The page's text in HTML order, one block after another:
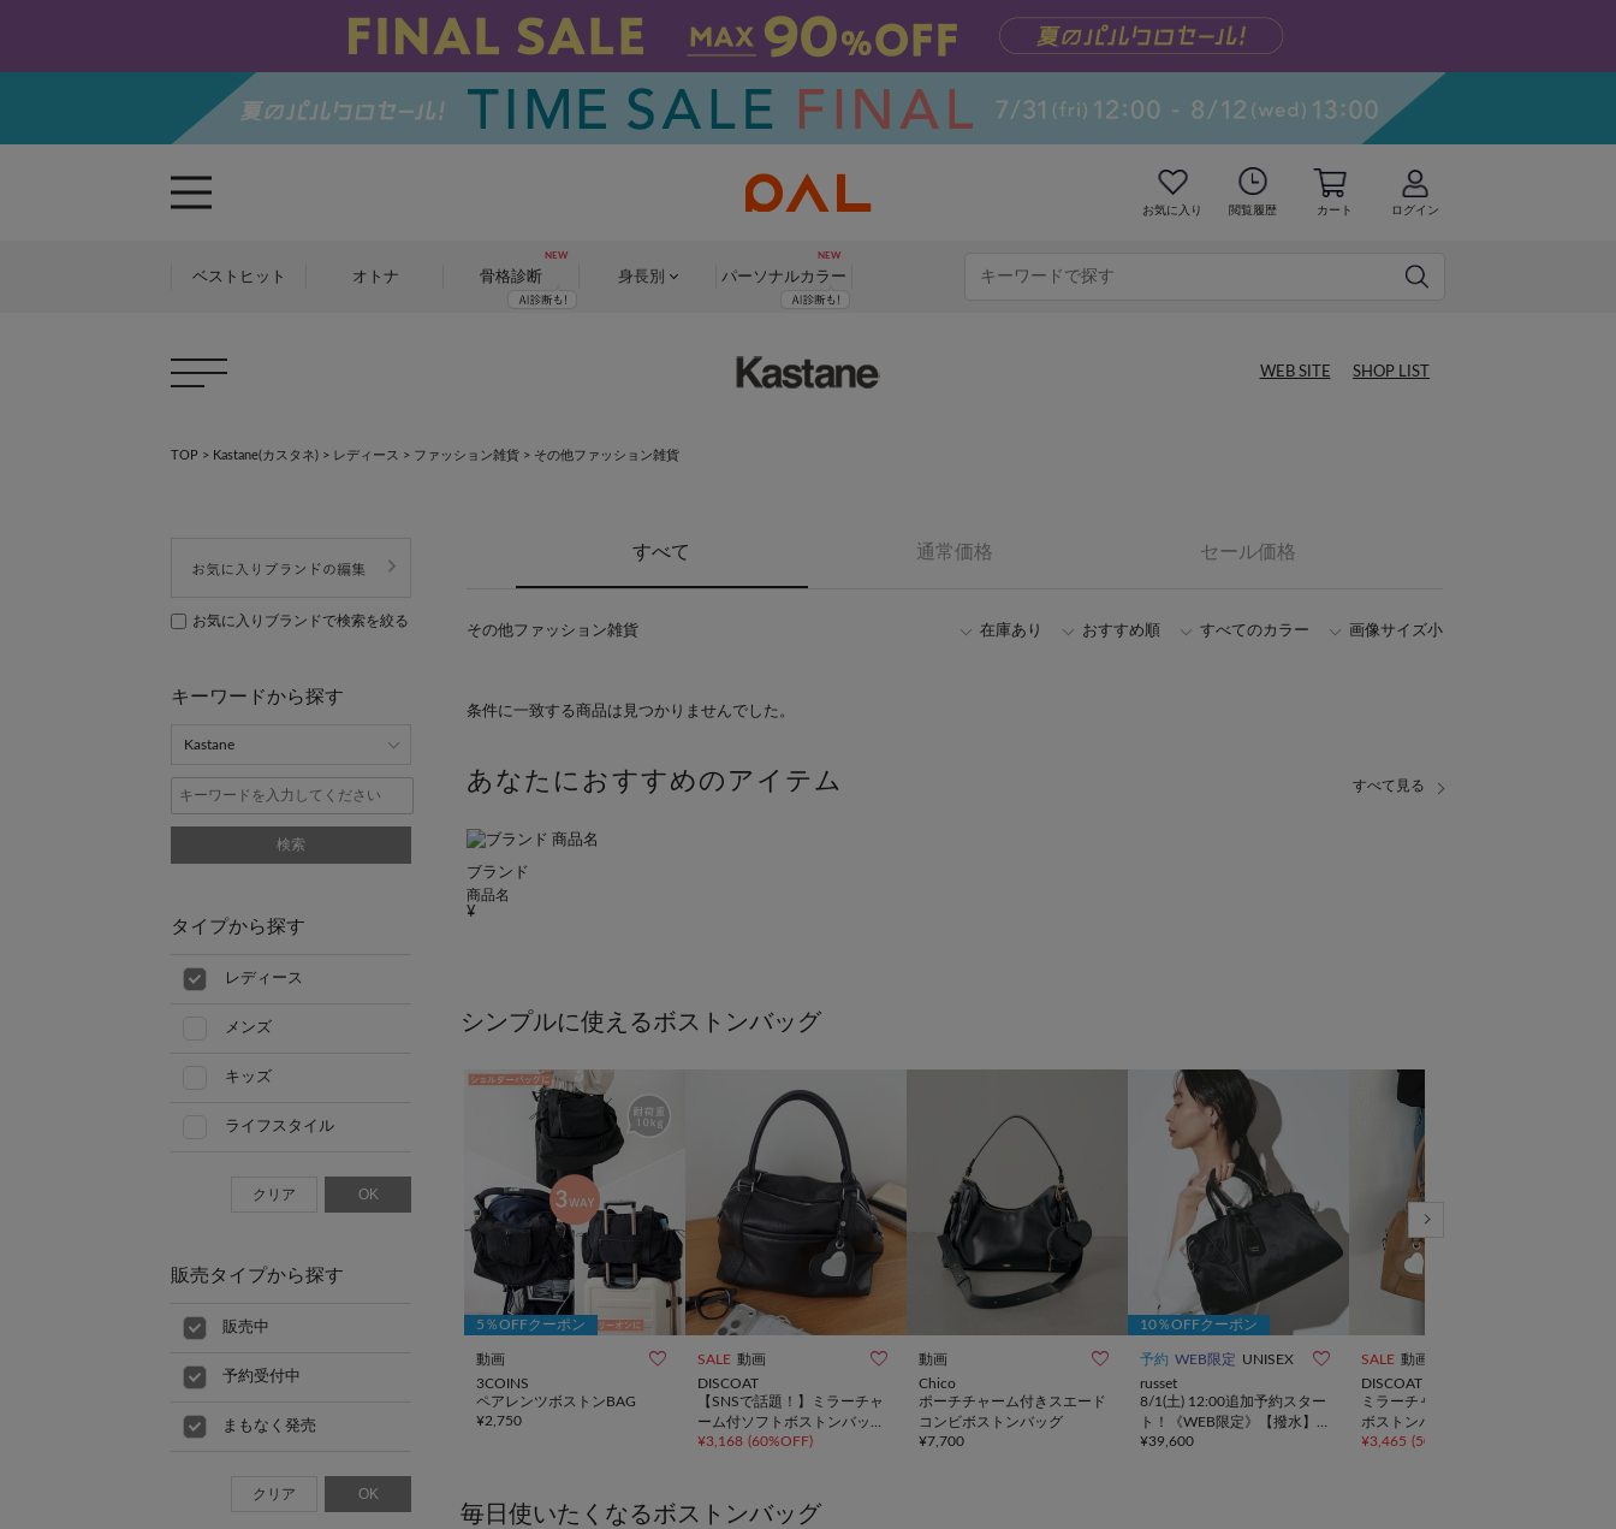
お気に入り 閲覧履歴 カート ログイン
ベストヒット オトナ 骨格診断 身長別 パーソナルカラー
WEB SITE SHOP LIST
TOP > Kastane(カスタネ) > レディース > ファッション雑貨 > その他ファッション雑貨
すべて 通常価格 セール価格
その他ファッション雑貨 在庫あり おすすめ順 すべてのカラー 画像サイズ小
条件に一致する商品は見つかりませんでした。
あなたにおすすめのアイテム
ブランド
商品名
シンプルに使えるボストンバッグ
5％OFFクーポン
動画 
3COINS
ペアレンツボストンBAG
¥2,750
SALE 動画 
DISCOAT
【SNSで話題！】ミラーチャ
ーム付ソフトボストンバッグ
《詳細動画あり》
¥3,168 (60%OFF)
動画 
Chico
ポーチチャーム付きスエード
コンビボストンバッグ
¥7,700
10％OFFクーポン
予約 WEB限定 UNISEX 
russet
8/1(土) 12:00追加予約スター
ト！《WEB限定》【撥水】
クラウズナイロン2WAYボス
¥39,600
SALE 動画
DISCOAT
ミラーチャーム付ソフトミニ
ボストンバッグ《詳細動画あ
り》
¥3,465 (50%OFF
毎日使いたくなるボストンバッグ
お気に入りブランドで検索を絞る
キーワードから探す
検索
タイプから探す
レディース
メンズ
キッズ
ライフスタイル
クリア OK
販売タイプから探す
販売中
予約受付中
まもなく発売
クリア OK